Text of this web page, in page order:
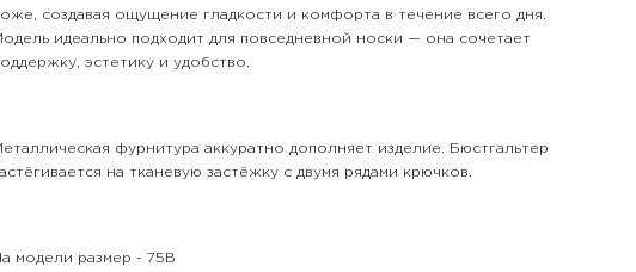
создавая ощущение гладкости и комфорта в течение всего дня.
идеально подходит для повседневной носки — она сочетает
эстетику и удобство.
фурнитура аккуратно дополняет изделие. Бюстгальтер
на тканевую застёжку с двумя рядами крючков.
модели размер - 75В